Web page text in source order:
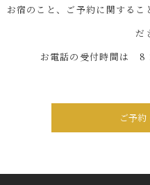
お宿のこと、ご予約に関するこ
だ
お電話の受付時間は 8
ご予約